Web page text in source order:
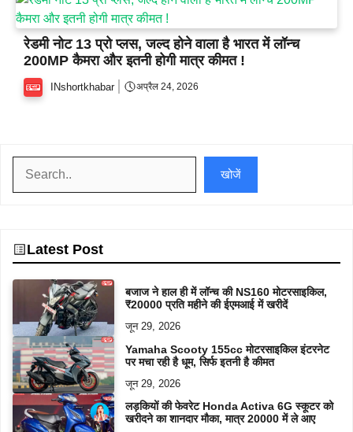
रेडमी नोट 13 प्रो प्लस, जल्द होने वाला है भारत में लॉन्च
200MP कैमरा और इतनी होगी मात्र कीमत !
INshortkhabar अप्रैल 24, 2026
खोजें
Latest Post
बजाज ने हाल ही में लॉन्च की NS160 मोटरसाइकिल,
₹20000 प्रति महीने की ईएमआई में खरीदें
जून 29, 2026
Yamaha Scooty 155cc मोटरसाइकिल इंटरनेट
पर मचा रही है धूम, सिर्फ इतनी है कीमत
जून 29, 2026
लड़कियों की फेवरेट Honda Activa 6G स्कूटर को
खरीदने का शानदार मौका, मात्र 20000 में ले आए